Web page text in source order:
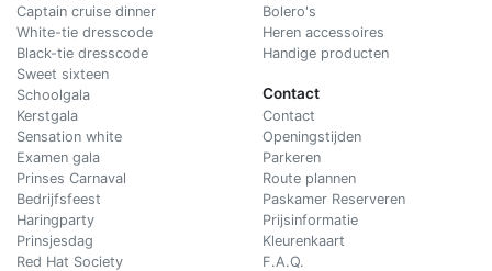
Captain cruise dinner
White-tie dresscode
Black-tie dresscode
Sweet sixteen
Schoolgala
Kerstgala
Sensation white
Examen gala
Prinses Carnaval
Bedrijfsfeest
Haringparty
Prinsjesdag
Red Hat Society
Bolero's
Heren accessoires
Handige producten
Contact
Contact
Openingstijden
Parkeren
Route plannen
Paskamer Reserveren
Prijsinformatie
Kleurenkaart
F.A.Q.